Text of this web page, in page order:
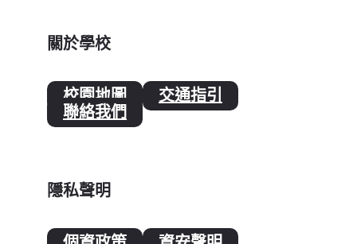
關於學校
校園地圖 交通指引
聯絡我們
隱私聲明